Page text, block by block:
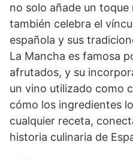
no solo añade un toque
también celebra el
española y sus
La Mancha es famosa
afrutados, y su
un vino utilizado como
cómo los ingredientes
cualquier receta,
historia culinaria de